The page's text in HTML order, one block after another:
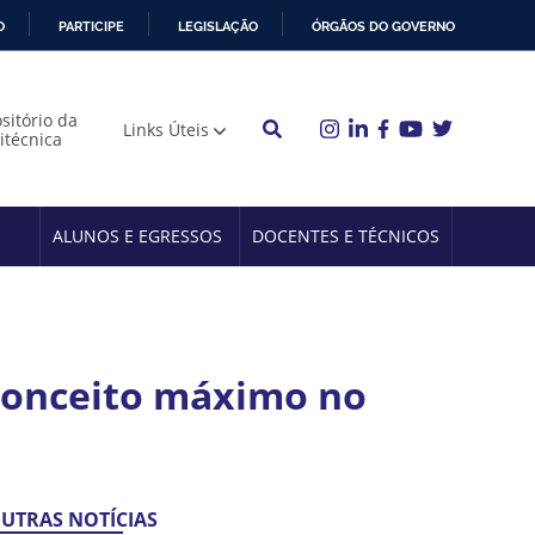
PARTICIPE LEGISLAÇÃO ÓRGÃOS DO GOVERNO
da
Links Úteis
ALUNOS E EGRESSOS DOCENTES E TÉCNICOS
máximo no
NOTÍCIAS